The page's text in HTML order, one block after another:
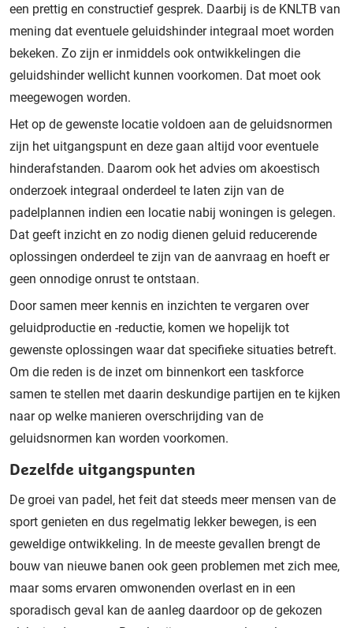
een prettig en constructief gesprek. Daarbij is de KNLTB van
mening dat eventuele geluidshinder integraal moet worden
bekeken. Zo zijn er inmiddels ook ontwikkelingen die
geluidshinder wellicht kunnen voorkomen. Dat moet ook
meegewogen worden.
Het op de gewenste locatie voldoen aan de geluidsnormen
zijn het uitgangspunt en deze gaan altijd voor eventuele
hinderafstanden. Daarom ook het advies om akoestisch
onderzoek integraal onderdeel te laten zijn van de
padelplannen indien een locatie nabij woningen is gelegen.
Dat geeft inzicht en zo nodig dienen geluid reducerende
oplossingen onderdeel te zijn van de aanvraag en hoeft er
geen onnodige onrust te ontstaan.
Door samen meer kennis en inzichten te vergaren over
geluidproductie en -reductie, komen we hopelijk tot
gewenste oplossingen waar dat specifieke situaties betreft.
Om die reden is de inzet om binnenkort een taskforce
samen te stellen met daarin deskundige partijen en te kijken
naar op welke manieren overschrijding van de
geluidsnormen kan worden voorkomen.
Dezelfde uitgangspunten
De groei van padel, het feit dat steeds meer mensen van de
sport genieten en dus regelmatig lekker bewegen, is een
geweldige ontwikkeling. In de meeste gevallen brengt de
bouw van nieuwe banen ook geen problemen met zich mee,
maar soms ervaren omwonenden overlast en in een
sporadisch geval kan de aanleg daardoor op de gekozen